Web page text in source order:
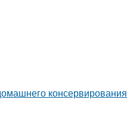
консервирования